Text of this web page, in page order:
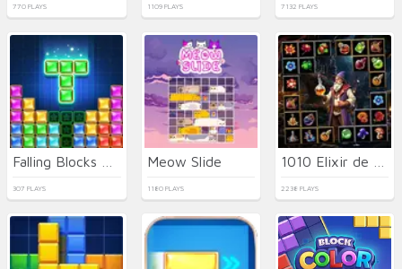
770 PLAYS 1109 PLAYS 7132 PLAYS
307 PLAYS
Meow Slide
1180 PLAYS 2238 PLAYS